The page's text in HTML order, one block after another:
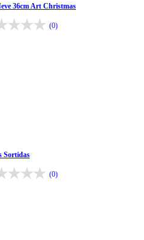
36cm Art Christmas
(0)
Sortidas
(0)